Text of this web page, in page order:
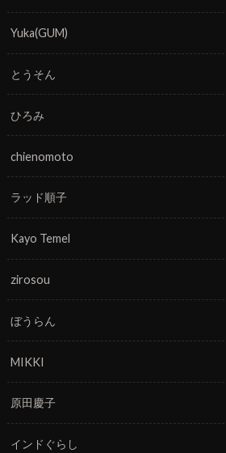
Yuka(GUM)
とうそん
ひろみ
chienomoto
ラッド順子
Kayo Temel
zirosou
ぼうらん
MIKKI
原田慶子
インドぐらし